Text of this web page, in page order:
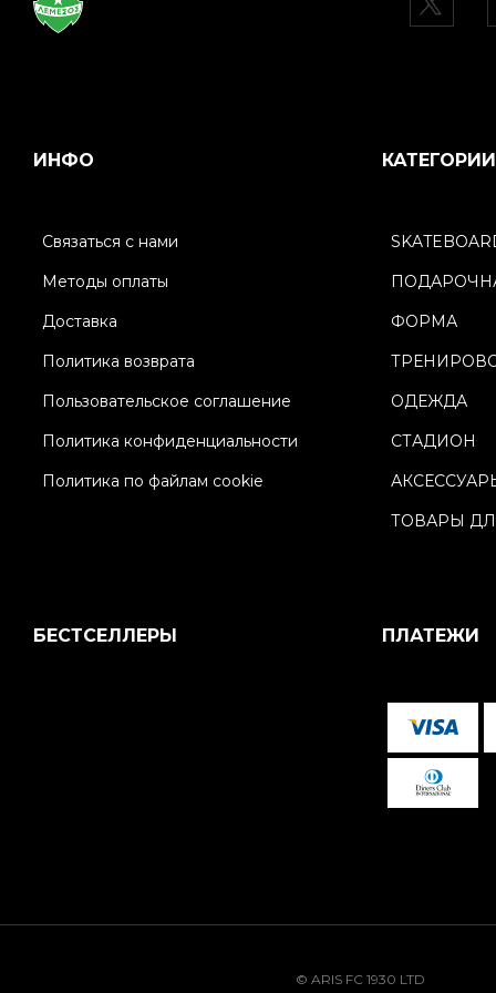
ИНФО
Связаться с нами
Методы оплаты
Доставка
Политика возврата
Пользовательское соглашение
Политика конфиденциальности
Политика по файлам cookie
КАТЕГОРИИ
ФОРМА
ОДЕЖДА
СТАДИОН
ТОВАРЫ
БЕСТСЕЛЛЕРЫ ПЛАТЕЖИ
© ARIS FC 1930 LTD